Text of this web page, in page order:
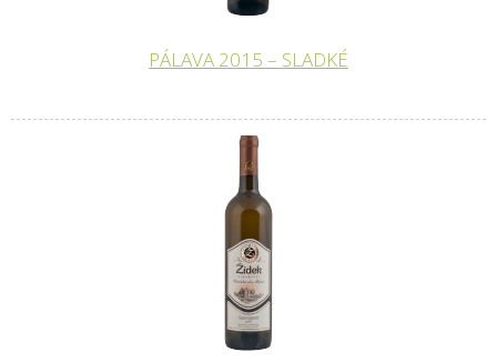
PÁLAVA 2015 – SLADKÉ